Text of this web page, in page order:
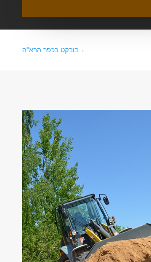
←בובקט בכפר הרא"ה